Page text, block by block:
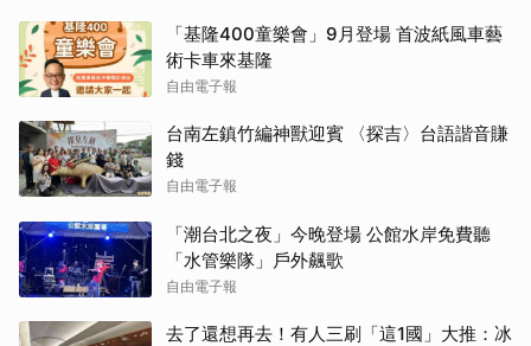
「基隆400童樂會」9月登場 首波紙風車藝
術卡車來基隆
自由電子報
台南左鎮竹編神獸迎賓 〈探吉〉台語諧音賺
錢
自由電子報
「潮台北之夜」今晚登場 公館水岸免費聽
「水管樂隊」戶外飆歌
自由電子報
去了還想再去！有人三刷「這1國」大推：冰